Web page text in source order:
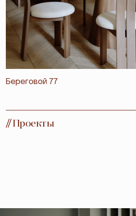
Береговой 77
// Проекты